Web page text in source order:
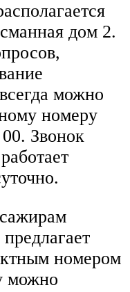
дом 2.
можно
номеру
Звонок
номером
можно